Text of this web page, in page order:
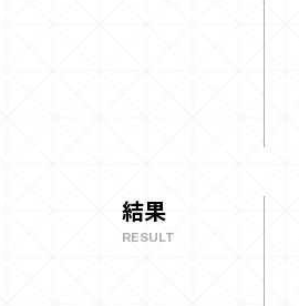
結果
RESULT